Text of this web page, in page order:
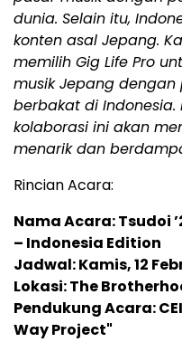
dunia. Selain itu,
konten asal Jepang.
memilih Gig Life Pro
musik Jepang
berbakat di
kolaborasi ini akan
menarik dan
Rincian Acara:
Nama Acara: Tsudoi
– Indonesia Edition
Jadwal: Kamis, 12
Lokasi: The
Pendukung Acara:
Way Project"